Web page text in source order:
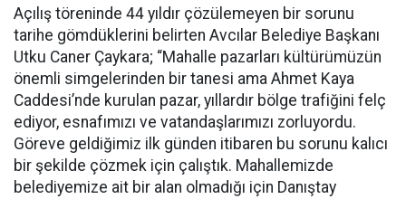
Açılış töreninde 44 yıldır çözülemeyen bir sorunu
tarihe gömdüklerini belirten Avcılar Belediye Başkanı
Utku Caner Çaykara; “Mahalle pazarları kültürümüzün
önemli simgelerinden bir tanesi ama Ahmet Kaya
Caddesi’nde kurulan pazar, yıllardır bölge trafiğini felç
ediyor, esnafımızı ve vatandaşlarımızı zorluyordu.
Göreve geldiğimiz ilk günden itibaren bu sorunu kalıcı
bir şekilde çözmek için çalıştık. Mahallemizde
belediyemize ait bir alan olmadığı için Danıştay